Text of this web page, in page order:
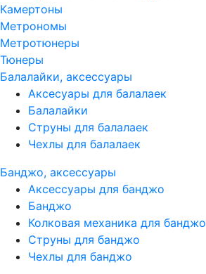
Камертоны
Метрономы
Метротюнеры
Тюнеры
Балалайки, аксессуары
Аксесуары для балалаек
Балалайки
Струны для балалаек
Чехлы для балалаек
Банджо, аксессуары
Аксессуары для банджо
Банджо
Колковая механика для банджо
Струны для банджо
Чехлы для банджо